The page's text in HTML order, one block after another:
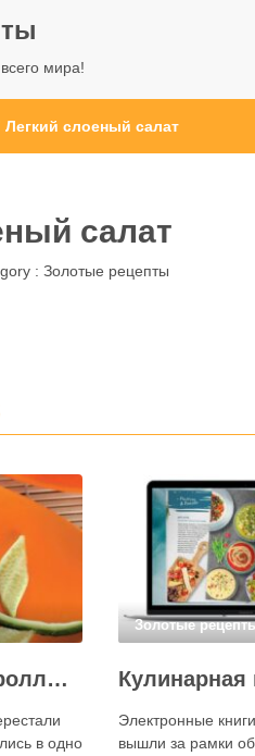
мира!
Легкий слоеный салат
салат
: Золотые рецепты
Как приготовить роллы в домашних условиях?
в одно
Золотые
Электронные
вышли за рамки